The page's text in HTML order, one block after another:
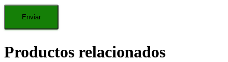
Productos relacionados